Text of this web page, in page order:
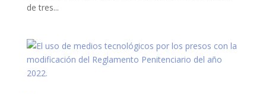
de tres...
cookies no
son
opcionales.